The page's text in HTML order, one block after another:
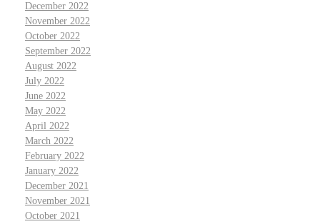
December 2022
November 2022
October 2022
September 2022
August 2022
July 2022
June 2022
May 2022
April 2022
March 2022
February 2022
January 2022
December 2021
November 2021
October 2021